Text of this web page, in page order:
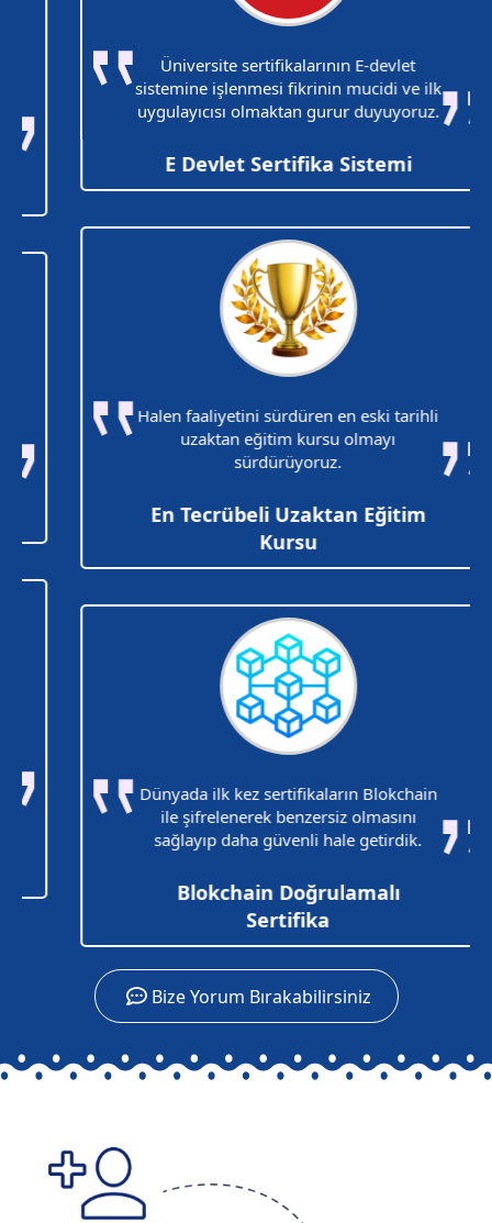
Üniversite sertifikalarının E-devlet
sistemine işlenmesi fikrinin mucidi ve ilk
uygulayıcısı olmaktan gurur duyuyoruz.
E Devlet Sertifika Sistemi
Halen faaliyetini sürdüren en eski tarihli
uzaktan eğitim kursu olmayı
sürdürüyoruz.
En Tecrübeli Uzaktan Eğitim
Kursu
Dünyada ilk kez sertifikaların Blokchain
ile şifrelenerek benzersiz olmasını
sağlayıp daha güvenli hale getirdik.
Blokchain Doğrulamalı
Sertifika
Bize Yorum Bırakabilirsiniz